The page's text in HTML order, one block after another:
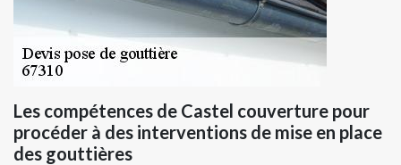
Les compétences de Castel couverture pour
procéder à des interventions de mise en place
des gouttières